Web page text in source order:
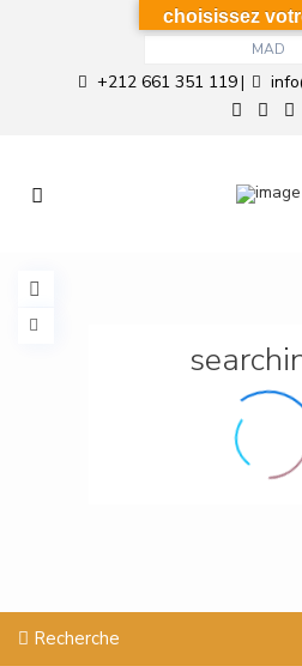
MAD
+212 661 351 119|
Recherche
choisissez